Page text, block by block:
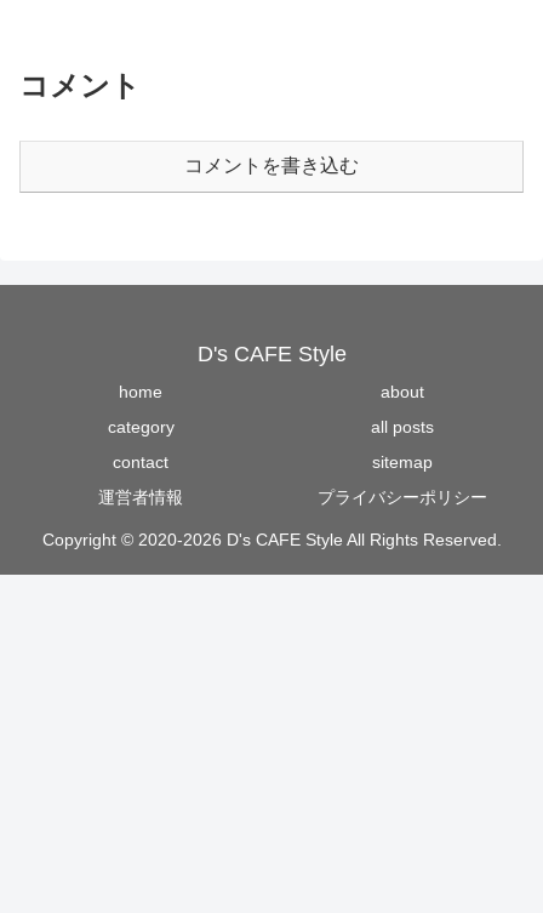
コメント
コメントを書き込む
D's CAFE Style
home
about
category
all posts
contact
sitemap
運営者情報
プライバシーポリシー
Copyright © 2020-2026 D's CAFE Style All Rights Reserved.